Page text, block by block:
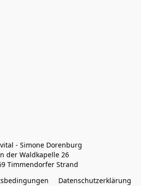
- Simone Dorenburg
der Waldkapelle 26
Timmendorfer Strand
Datenschutzerklärung